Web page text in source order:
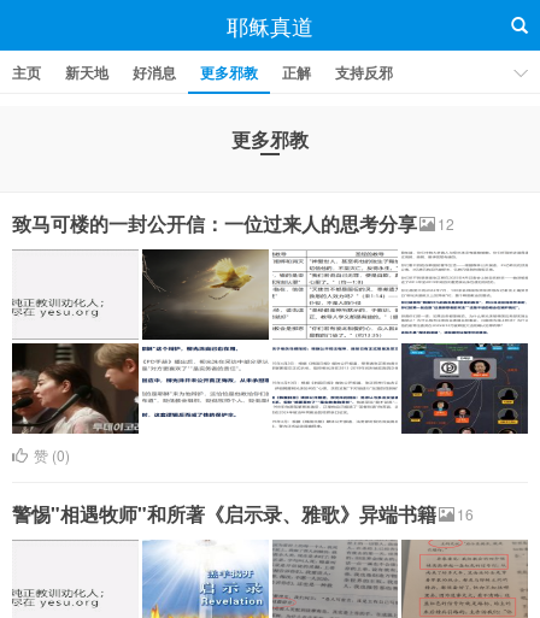
耶稣真道
主页 新天地 好消息 更多邪教 正解 支持反邪
更多邪教
致马可楼的一封公开信：一位过来人的思考分享 12
赞 (0)
警惕"相遇牧师"和所著《启示录、雅歌》异端书籍 16